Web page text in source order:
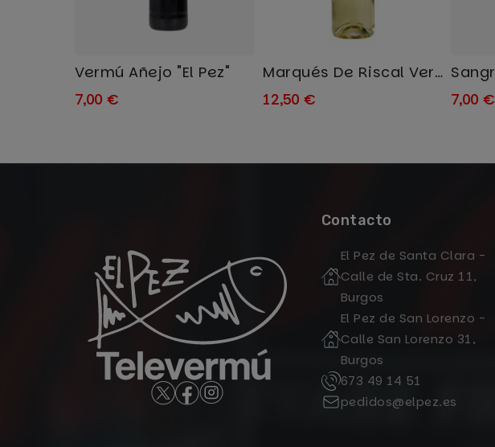
Vermú Añejo "El Pez"
7,00 €
Marqués De Riscal Verdejo...
12,50 € 7,00 €
Contacto
El Pez de Santa Clara -
Calle de Sta. Cruz 11,
Burgos
El Pez de San Lorenzo -
Calle San Lorenzo 31,
Burgos
673 49 14 51
pedidos@elpez.es